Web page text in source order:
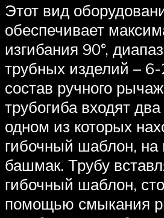
Этот вид
обеспечивает
изгибания 90°,
трубных изделий –
состав ручного
трубогиба входят
одном из которых
гибочный шаблон, на
башмак. Трубу
гибочный шаблон,
помощью смыкания